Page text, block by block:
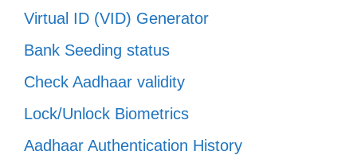
Virtual ID (VID) Generator
Bank Seeding status
Check Aadhaar validity
Lock/Unlock Biometrics
Aadhaar Authentication History